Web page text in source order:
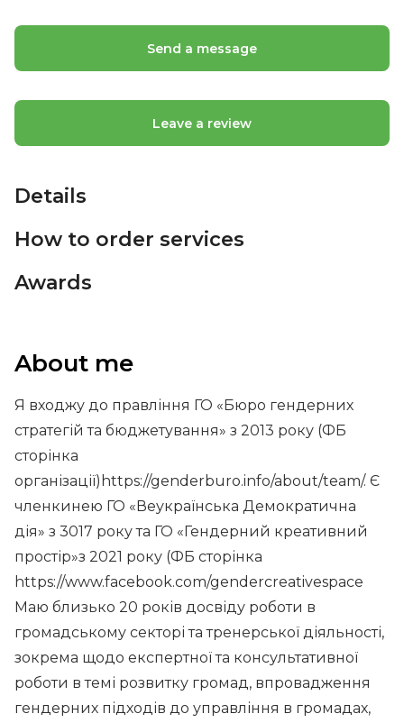
About me
Я входжу до правління ГО «Бюро гендерних
стратегій та бюджетування» з 2013 року (ФБ
сторінка
організації)https://genderburo.info/about/team/. Є
членкинею ГО «Веукраїнська Демократична
дія» з 3017 року та ГО «Гендерний креативний
простір»з 2021 року (ФБ сторінка
https://www.facebook.com/gendercreativespace
Маю близько 20 років досвіду роботи в
громадському секторі та тренерської діяльності,
зокрема щодо експертної та консультативної
роботи в темі розвитку громад, впровадження
гендерних підходів до управління в громадах,
Send a message
Leave a review
Details
How to order services
Awards